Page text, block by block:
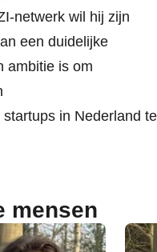
netwerk wil hij zijn
een duidelijke
ambitie is om
in Nederland te
mensen